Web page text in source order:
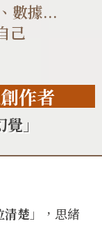
數據...
己
作者
」
清楚 」，思緒